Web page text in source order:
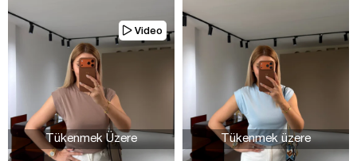
Tükenmek Üzere
Video
Tükenmek üzere